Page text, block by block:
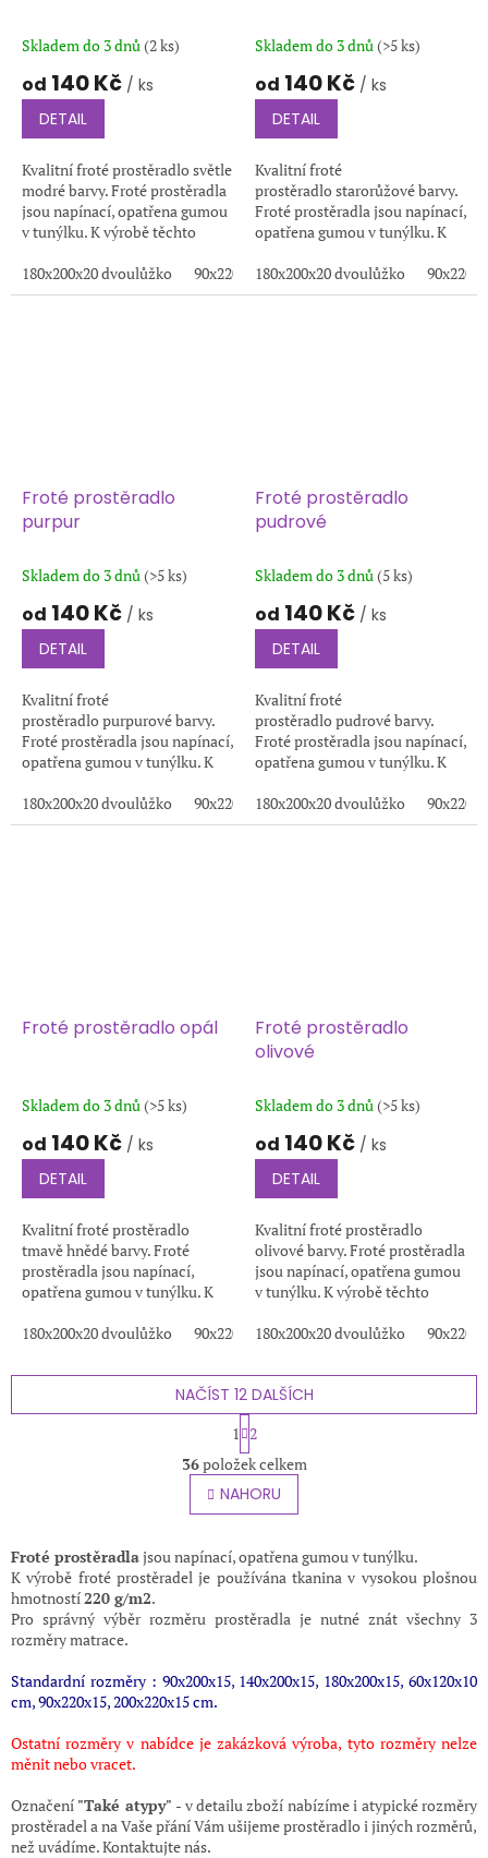
Skladem do 3 dnů(2 ks)
od 140 Kč / ks
DETAIL
Kvalitní froté prostěradlo světle
modré barvy. Froté prostěradla
jsou napínací, opatřena gumou
v tunýlku. K výrobě těchto
kvalitní froté tkanina s...
180x200x20 dvoulůžko 90x220x20 200x220x20 100x200x20
Skladem do 3 dnů(>5 ks)
od 140 Kč / ks
DETAIL
Kvalitní froté
prostěradlo starorůžové barvy.
Froté prostěradla jsou napínací,
opatřena gumou v tunýlku. K
používána kvalitní froté
tkanina s...
180x200x20 dvoulůžko
Froté prostěradlo
purpur
Skladem do 3 dnů (>5 ks)
od 140 Kč / ks
DETAIL
Kvalitní froté
prostěradlo purpurové barvy.
Froté prostěradla jsou napínací,
opatřena gumou v tunýlku. K
používána kvalitní froté
tkanina s vysokou...
180x200x20 dvoulůžko 90x220x20 200x220x20 100x200x20
Froté prostěradlo
pudrové
Skladem do 3 dnů (5 ks)
od 140 Kč / ks
DETAIL
Kvalitní froté
prostěradlo pudrové barvy.
Froté prostěradla jsou napínací,
opatřena gumou v tunýlku. K
používána kvalitní froté
tkanina s vysokou...
180x200x20 dvoulůžko
Froté prostěradlo opál
Skladem do 3 dnů (>5 ks)
od 140 Kč / ks
DETAIL
Kvalitní froté prostěradlo
tmavě hnědé barvy. Froté
prostěradla jsou napínací,
opatřena gumou v tunýlku. K
používána kvalitní froté
180x200x20 dvoulůžko 90x220x20 200x220x20 100x200x20
Froté prostěradlo
olivové
Skladem do 3 dnů (>5 ks)
od 140 Kč / ks
DETAIL
Kvalitní froté prostěradlo
olivové barvy. Froté prostěradla
jsou napínací, opatřena gumou
v tunýlku. K výrobě těchto
kvalitní froté tkanina s
180x200x20 dvoulůžko
O
v
l
á
a
c
p
k
ý
s
u
NAČÍST 12 DALŠÍCH
S
t
r
á
n
k
v
á
n
1 2
36položek celkem
NAHORU
Froté prostěradlajsou napínací, opatřena gumou v tunýlku.
K výrobě froté prostěradel je používána tkanina v vysokou plošnou
hmotností 220 g/m2.
Pro správný výběr rozměru prostěradla je nutné znát všechny 3
rozměry matrace.
Standardní rozměry : 90x200x15, 140x200x15, 180x200x15, 60x120x10
cm, 90x220x15, 200x220x15 cm.
Ostatní rozměry v nabídce je zakázková výroba, tyto rozměry nelze
měnit nebo vracet.
Označení "Také atypy" - v detailu zboží nabízíme i atypické rozměry
prostěradel a na Vaše přání Vám ušijeme prostěradlo i jiných rozměrů,
než uvádíme. Kontaktujte nás.